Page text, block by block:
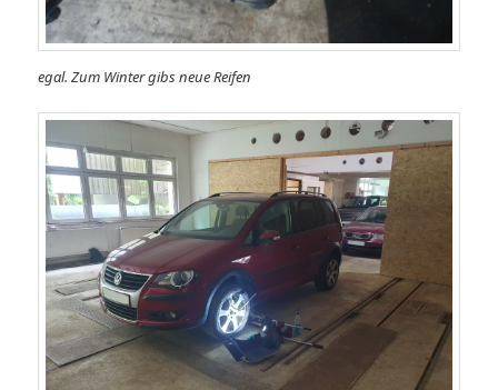
egal. Zum Winter gibs neue Reifen